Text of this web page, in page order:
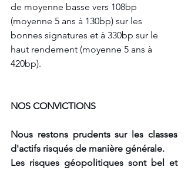
de moyenne basse vers 108bp
(moyenne 5 ans à 130bp) sur les
bonnes signatures et à 330bp sur le
haut rendement (moyenne 5 ans à
420bp).
NOS CONVICTIONS
Nous restons prudents sur les classes
d'actifs risqués de manière générale.
Les risques géopolitiques sont bel et